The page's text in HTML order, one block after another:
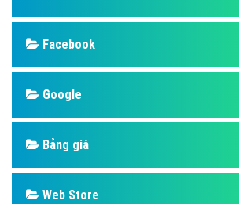
Facebook
Google
Bảng giá
Web Store